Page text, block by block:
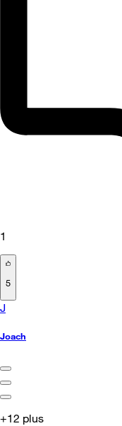
1
5
J
Joach
+12 plus